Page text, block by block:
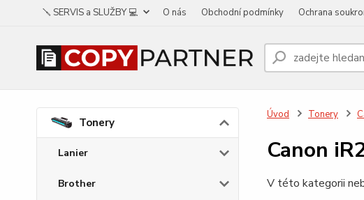
🪛 SERVIS a SLUŽBY 💻 O nás Obchodní podmínky Ochrana
Tonery
Lanier
Brother
Úvod Tonery
Canon
V této kategorii